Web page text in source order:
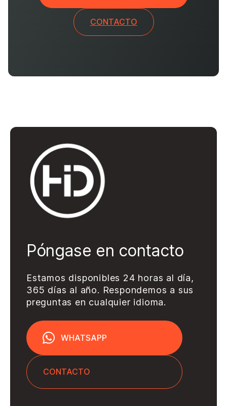
CONTACTO
Póngase en contacto
Estamos disponibles 24 horas al día,
365 días al año. Respondemos a sus
preguntas en cualquier idioma.
WHATSAPP
CONTACTO